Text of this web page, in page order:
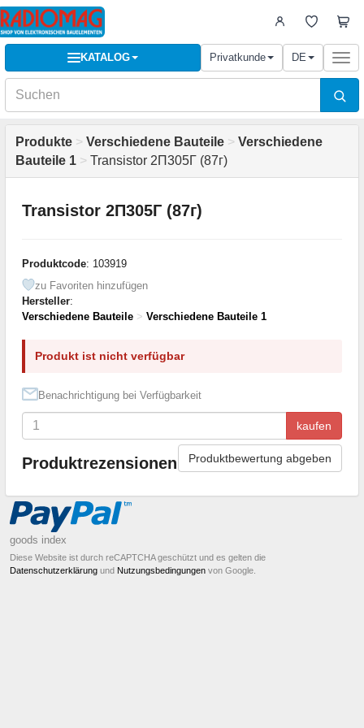
KATALOG Privatkunde DE
Produkte > Verschiedene Bauteile > Verschiedene
Bauteile 1 > Transistor 2П305Г (87г)
Transistor 2П305Г (87г)
Produktcode: 103919
zu Favoriten hinzufügen
Hersteller:
Verschiedene Bauteile > Verschiedene Bauteile 1
Produkt ist nicht verfügbar
Benachrichtigung bei Verfügbarkeit
kaufen
Produktrezensionen Produktbewertung abgeben
goods index
Diese Website ist durch reCAPTCHA geschützt und es gelten die
Datenschutzerklärung und Nutzungsbedingungen von Google.